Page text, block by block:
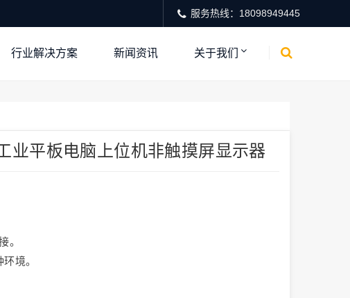
服务热线：18098949445
行业解决方案 新闻资讯 关于我们
业平板电脑上位机非触摸屏显示器
。
境。